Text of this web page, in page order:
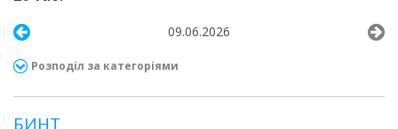
09.06.2026
Розподіл за категоріями
БИНТ